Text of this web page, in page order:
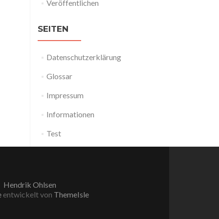
Veröffentlichen
SEITEN
Datenschutzerklärung
Glossar
Impressum
Informationen
Test
Hendrik Ohlsen
entwickelt von ThemeIsle